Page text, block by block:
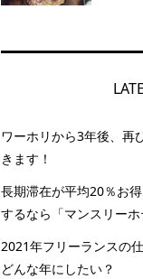
ワーホリから3年後、再
きます！
長期滞在が平均20％お
するなら「マンスリー
2021年フリーランスの
どんな年にしたい？